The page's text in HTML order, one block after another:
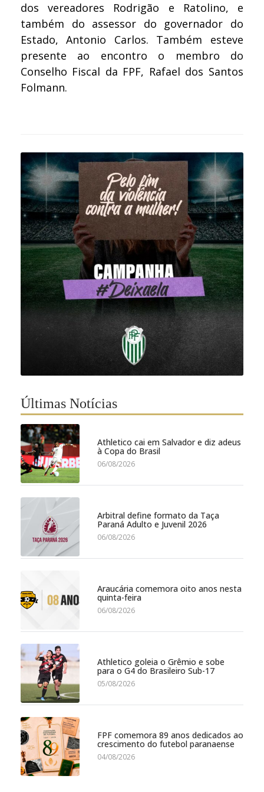
dos vereadores Rodrigão e Ratolino, e
também do assessor do governador do
Estado, Antonio Carlos. Também esteve
presente ao encontro o membro do
Conselho Fiscal da FPF, Rafael dos Santos
Folmann.
Últimas Notícias
Athletico cai em Salvador e diz adeus
à Copa do Brasil
06/08/2026
Arbitral define formato da Taça
Paraná Adulto e Juvenil 2026
06/08/2026
Araucária comemora oito anos nesta
quinta-feira
06/08/2026
Athletico goleia o Grêmio e sobe
para o G4 do Brasileiro Sub-17
05/08/2026
FPF comemora 89 anos dedicados ao
crescimento do futebol paranaense
04/08/2026